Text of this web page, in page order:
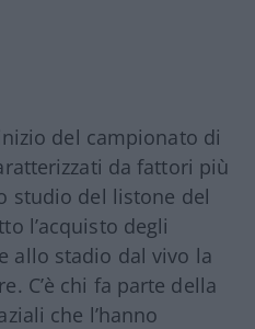
del campionato di
da fattori più
studio del listone del
l’acquisto degli
allo stadio dal vivo la
C’è chi fa parte della
che l’hanno